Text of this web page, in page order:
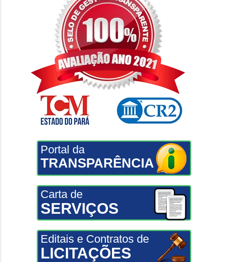
Portal da
TRANSPARÊNCIA
Carta de
SERVIÇOS
Editais e Contratos de
LICITAÇÕES